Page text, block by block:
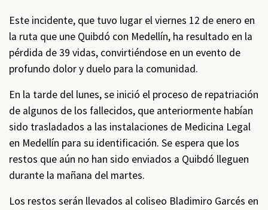
Este incidente, que tuvo lugar el viernes 12 de enero en
la ruta que une Quibdó con Medellín, ha resultado en la
pérdida de 39 vidas, convirtiéndose en un evento de
profundo dolor y duelo para la comunidad.
En la tarde del lunes, se inició el proceso de repatriación
de algunos de los fallecidos, que anteriormente habían
sido trasladados a las instalaciones de Medicina Legal
en Medellín para su identificación. Se espera que los
restos que aún no han sido enviados a Quibdó lleguen
durante la mañana del martes.
Los restos serán llevados al coliseo Bladimiro Garcés en